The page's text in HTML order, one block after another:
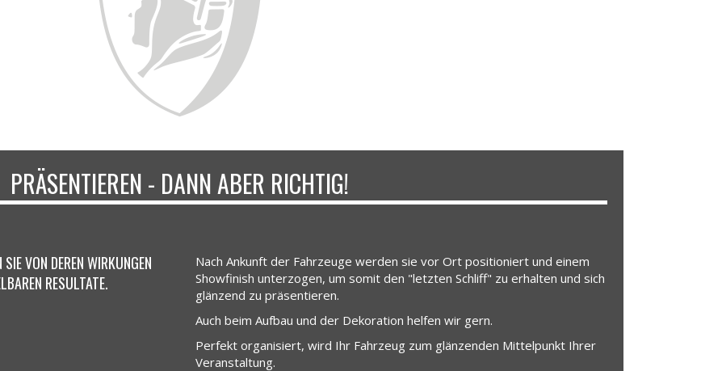
PRÄSENTIEREN - DANN ABER RICHTIG!
VON DEREN WIRKUNGEN
RESULTATE.
Nach Ankunft der Fahrzeuge werden sie vor Ort positioniert und einem
Showfinish unterzogen, um somit den "letzten Schliff" zu erhalten und sich
glänzend zu präsentieren.
Auch beim Aufbau und der Dekoration helfen wir gern.
Perfekt organisiert, wird Ihr Fahrzeug zum glänzenden Mittelpunkt Ihrer
Veranstaltung.